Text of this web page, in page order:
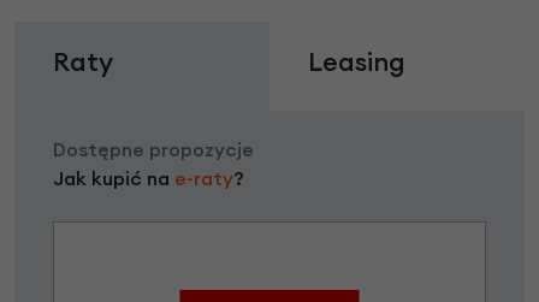
Raty Leasing
Dostępne propozycje
Jak kupić na e-raty?